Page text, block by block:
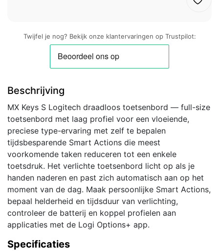
Twijfel je nog? Bekijk onze klantervaringen op Trustpilot:
Beschrijving
MX Keys S Logitech draadloos toetsenbord — full-size
toetsenbord met laag profiel voor een vloeiende,
preciese type-ervaring met zelf te bepalen
tijdsbesparende Smart Actions die meest
voorkomende taken reduceren tot een enkele
toetsdruk. Het verlichte toetsenbord licht op als je
handen naderen en past zich automatisch aan op het
moment van de dag. Maak persoonlijke Smart Actions,
bepaal helderheid en tijdsduur van verlichting,
controleer de batterij en koppel profielen aan
applicaties met de Logi Options+ app.
Specificaties